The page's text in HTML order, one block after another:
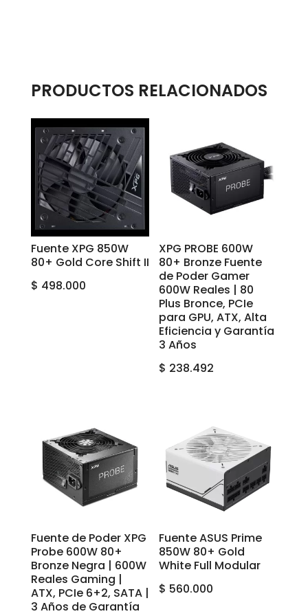
PRODUCTOS RELACIONADOS
Fuente XPG 850W
80+ Gold Core Shift II
$ 498.000
XPG PROBE 600W
80+ Bronze Fuente
de Poder Gamer
600W Reales | 80
Plus Bronce, PCIe
para GPU, ATX, Alta
Eficiencia y Garantía
3 Años
$ 238.492
Fuente de Poder XPG
Probe 600W 80+
Bronze Negra | 600W
Reales Gaming |
ATX, PCIe 6+2, SATA |
3 Años de Garantía
Fuente ASUS Prime
850W 80+ Gold
White Full Modular
$ 560.000